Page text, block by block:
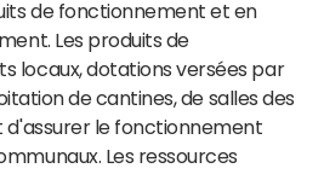
de fonctionnement et en
Les produits de
locaux, dotations versées par
de cantines, de salles des
le fonctionnement
Les ressources